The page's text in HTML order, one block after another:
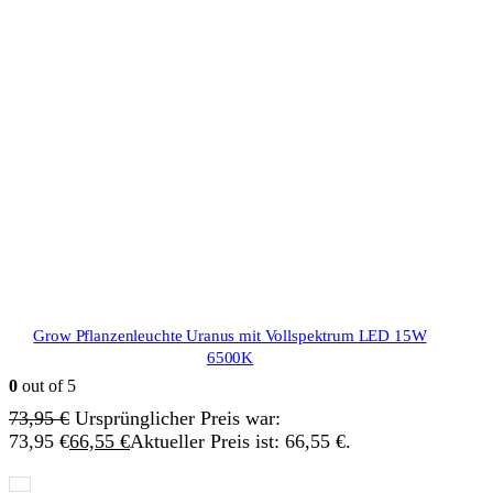
Grow Pflanzenleuchte Uranus mit Vollspektrum LED 15W
6500K
0 out of 5
73,95€ Ursprünglicher Preis war:
73,95 €66,55 €Aktueller Preis ist: 66,55 €.